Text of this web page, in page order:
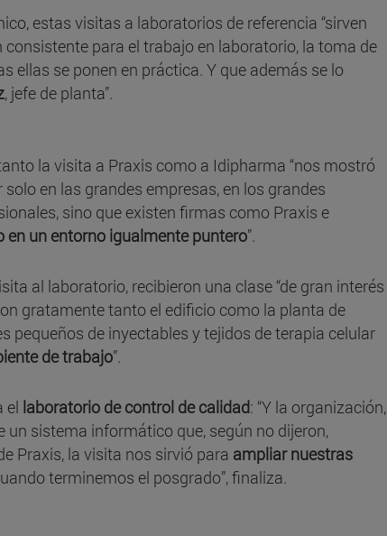
estas visitas a laboratorios de referencia “sirven
para el trabajo en laboratorio, la toma de
ellas se ponen en práctica. Y que además se lo
, jefe de planta”.
la visita a Praxis como a Idipharma “nos mostró
en las grandes empresas, en los grandes
sino que existen firmas como Praxis e
en un entorno igualmente puntero”.
al laboratorio, recibieron una clase “de gran interés
gratamente tanto el edificio como la planta de
pequeños de inyectables y tejidos de terapia celular
de trabajo”.
el laboratorio de control de calidad: “Y la organización,
sistema informático que, según no dijeron,
Praxis, la visita nos sirvió para ampliar nuestras
terminemos el posgrado”, finaliza.